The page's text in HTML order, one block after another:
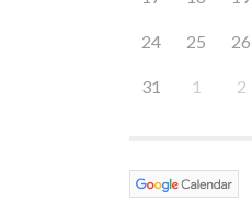
24 25 26
31 1 2